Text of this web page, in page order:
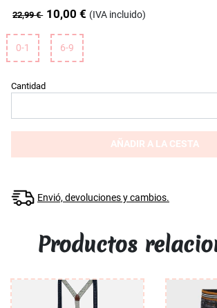
22,99 € 10,00 € (IVA incluido)
0-1 6-9
Cantidad
AÑADIR A LA CESTA
Envió, devoluciones y cambios.
Productos